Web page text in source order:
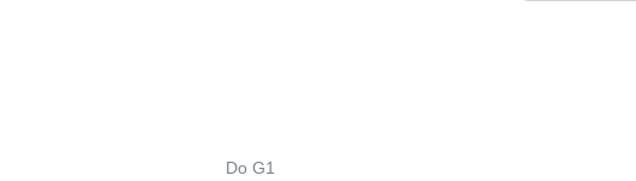
Do G1